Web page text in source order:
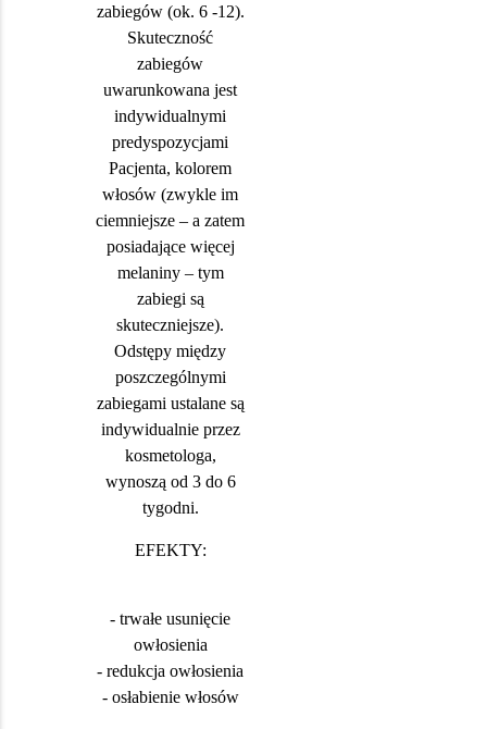
zabiegów (ok. 6 -12).
Skuteczność
zabiegów
uwarunkowana jest
indywidualnymi
predyspozycjami
Pacjenta, kolorem
włosów (zwykle im
ciemniejsze – a zatem
posiadające więcej
melaniny – tym
zabiegi są
skuteczniejsze).
Odstępy między
poszczególnymi
zabiegami ustalane są
indywidualnie przez
kosmetologa,
wynoszą od 3 do 6
tygodni.
EFEKTY:
- trwałe usunięcie
owłosienia
- redukcja owłosienia
- osłabienie włosów